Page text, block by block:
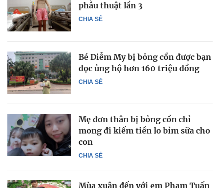
CHIA SẺ
phẫu thuật lần 3
CHIA SẺ
Bé Diễm My bị bỏng cồn được bạn
đọc ủng hộ hơn 160 triệu đồng
CHIA SẺ
Mẹ đơn thân bị bỏng cồn chỉ
mong đi kiếm tiền lo bỉm sữa cho
con
Mùa xuân đến với em Phạm Tuấn